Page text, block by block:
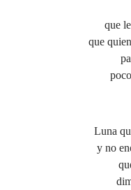
que
que
Luna
y no